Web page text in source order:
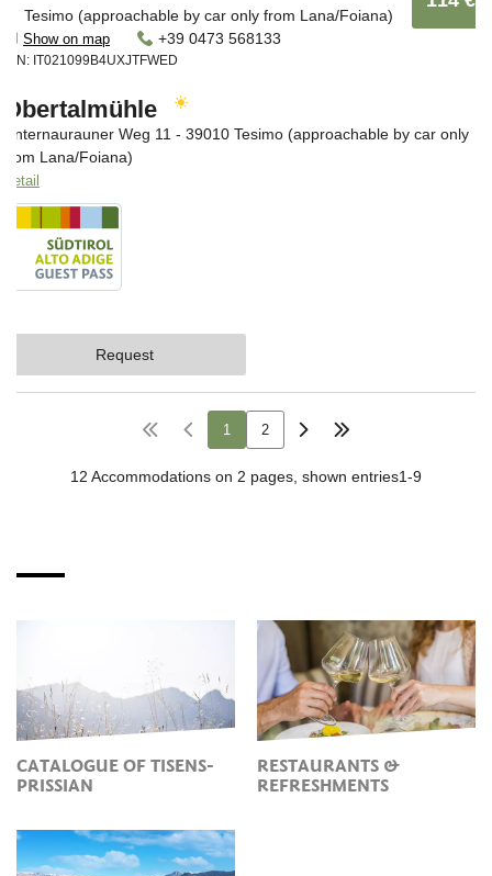
CATALOGUE OF TISENS-
PRISSIAN
RESTAURANTS &
REFRESHMENTS